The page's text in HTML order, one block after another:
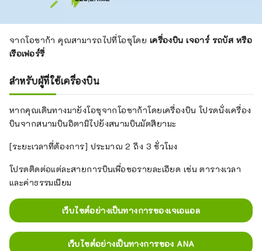
จากโอซาก้า คุณสามารถไปที่โอซุโดย เครื่องบิน เจอาร์ รถบัส หรือ
เรือเฟอร์รี่
สำหรับผู้ที่ใช้เครื่องบิน
หากคุณเดินทางมายังโอซุจากโอซาก้าโดยเครื่องบิน โปรดนั่งเครื่อง
บินจากสนามบินอิตามิไปยังสนามบินมัตสึยามะ
[ระยะเวลาที่ต้องการ] ประมาณ 2 ถึง 3 ชั่วโมง
โปรดติดต่อแต่ละสายการบินเพื่อขอรายละเอียด เช่น ตารางเวลา
และค่าธรรมเนียม
เว็บไซต์อย่างเป็นทางการของเจเอแอล
เว็บไซต์อย่างเป็นทางการของ ANA